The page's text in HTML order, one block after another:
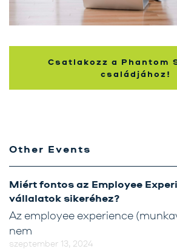
Blog
Csatlakozz a Phantom
családjához!
Other Events
Miért fontos az Employee
vállalatok sikeréhez?
szeptember 13, 2024
Az employee experience
nem